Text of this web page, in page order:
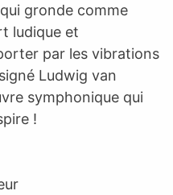
gronde comme
ludique et
par les vibrations
Ludwig van
symphonique qui
!